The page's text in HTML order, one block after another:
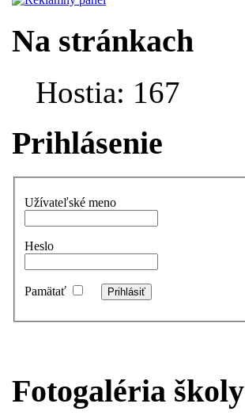
Na stránkach
Hostia: 167
Prihlásenie
Užívateľské meno
Heslo
Pamätať
Fotogaléria školy